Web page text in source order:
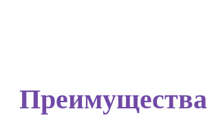
Преимущества